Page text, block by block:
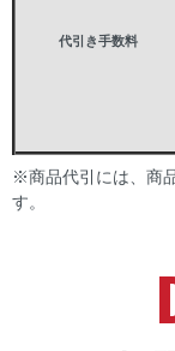
代引き手数料
※商品代引には、商
す。